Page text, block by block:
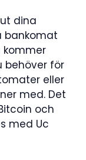
dina
bankomat
kommer
behöver för
eller
med. Det
och
med Uc